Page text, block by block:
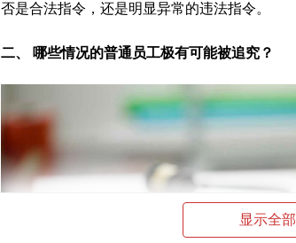
否是合法指令，还是明显异常的违法指令。
二、 哪些情况的普通员工极有可能被追究？
显示全部